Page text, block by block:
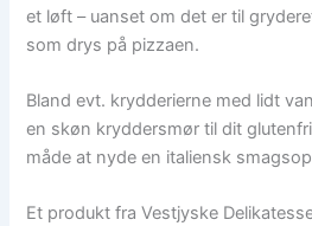
et løft – uanset om det er til
som drys på pizzaen.
Bland evt. krydderierne med lidt
en skøn kryddersmør til dit
måde at nyde en italiensk
Et produkt fra Vestjyske